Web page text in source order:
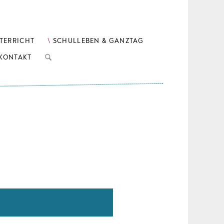
SCHULLEBEN & GANZTAG
KONTAKT